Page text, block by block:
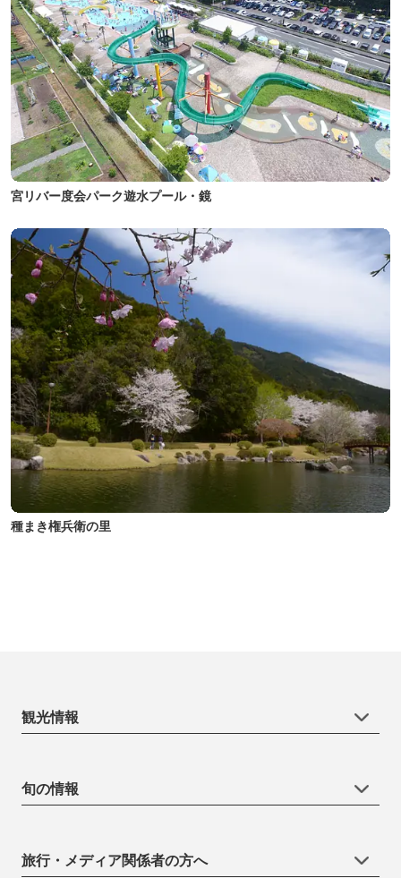
宮リバー度会パーク遊水プール・鏡
種まき権兵衛の里
観光情報
旬の情報
旅行・メディア関係者の方へ